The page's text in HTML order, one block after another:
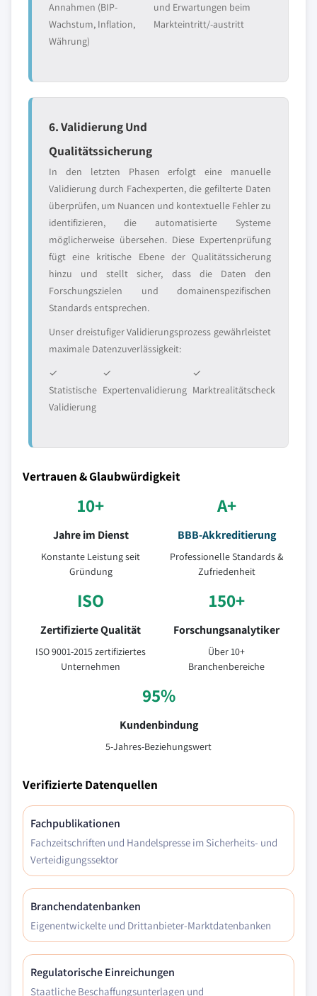
Annahmen (BIP-
Wachstum, Inflation,
Währung)
und Erwartungen beim
Markteintritt/-austritt
6. Validierung Und
Qualitätssicherung
In den letzten Phasen erfolgt eine manuelle
Validierung durch Fachexperten, die gefilterte Daten
überprüfen, um Nuancen und kontextuelle Fehler zu
identifizieren, die automatisierte Systeme
möglicherweise übersehen. Diese Expertenprüfung
fügt eine kritische Ebene der Qualitätssicherung
hinzu und stellt sicher, dass die Daten den
Forschungszielen und domainenspezifischen
Standards entsprechen.
Unser dreistufiger Validierungsprozess gewährleistet
maximale Datenzuverlässigkeit:
✓
Statistische
Validierung
✓
Expertenvalidierung
✓
Marktrealitätscheck
Vertrauen & Glaubwürdigkeit
10+
Jahre im Dienst
Konstante Leistung seit
Gründung
A+
BBB-Akkreditierung
Professionelle Standards &
Zufriedenheit
ISO
Zertifizierte Qualität
ISO 9001-2015 zertifiziertes
Unternehmen
150+
Forschungsanalytiker
Über 10+
Branchenbereiche
95%
Kundenbindung
5-Jahres-Beziehungswert
Verifizierte Datenquellen
Fachpublikationen
Fachzeitschriften und Handelspresse im Sicherheits- und
Verteidigungssektor
Branchendatenbanken
Eigenentwickelte und Drittanbieter-Marktdatenbanken
Regulatorische Einreichungen
Staatliche Beschaffungsunterlagen und